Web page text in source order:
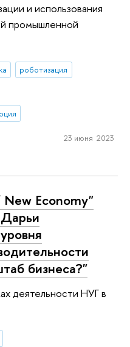
и использования
промышленной
роботизация
23 июня 2023
Economy"
бизнеса?"
деятельности НУГ в